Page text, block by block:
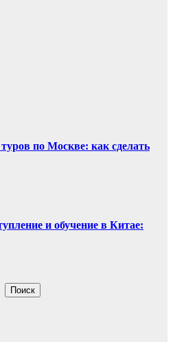
по Москве: как сделать
и обучение в Китае:
Поиск